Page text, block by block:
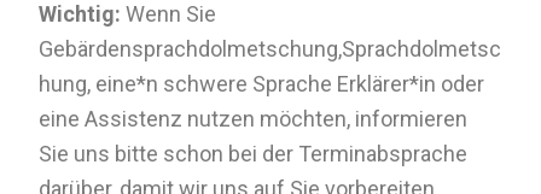
Wichtig: Wenn Sie
Gebärdensprachdolmetschung,Sprachdolmetsc
hung, eine*n schwere Sprache Erklärer*in oder
eine Assistenz nutzen möchten, informieren
Sie uns bitte schon bei der Terminabsprache
darüber, damit wir uns auf Sie vorbereiten